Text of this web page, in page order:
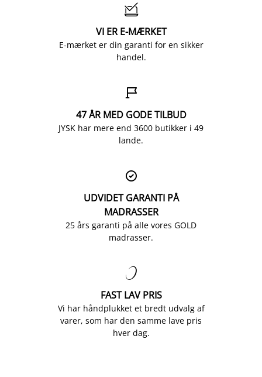

VI ER E-MÆRKET
E-mærket er din garanti for en sikker
handel.

47 ÅR MED GODE TILBUD
JYSK har mere end 3600 butikker i 49
lande.

UDVIDET GARANTI PÅ
MADRASSER
25 års garanti på alle vores GOLD
madrasser.

FAST LAV PRIS
Vi har håndplukket et bredt udvalg af
varer, som har den samme lave pris
hver dag.